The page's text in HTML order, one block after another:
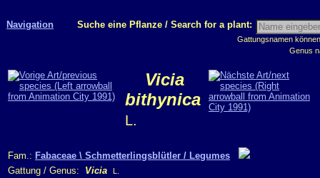
Navigation Suche eine Pflanze / Search for a plant:
Gattungsnamen
Genus
Vicia
bithynica
L.
Fam.: Fabaceae \ Schmetterlingsblütler / Legumes
Gattung / Genus: Vicia L.